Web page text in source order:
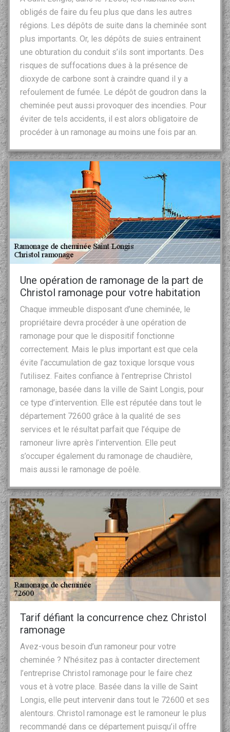
obligés de faire du feu plus que dans les autres
régions. Les dépôts de suite dans la cheminée sont
plus importants. Or, les dépôts de suies entrainent
une obturation du conduit s’ils sont importants. Des
risques de suffocations dues à la présence de
dioxyde de carbone sont à craindre quand il y a
refoulement de fumée. Le dépôt de goudron dans la
cheminée peut aussi provoquer des incendies. Pour
éviter de tels accidents, il est alors obligatoire de
procéder à un ramonage au moins une fois par an.
Une opération de ramonage de la part de
Christol ramonage pour votre habitation
Chaque immeuble disposant d’une cheminée, le
propriétaire devra procéder à une opération de
ramonage pour que le dispositif fonctionne
correctement. Mais le plus important est que cela
évite l’accumulation de gaz toxique lorsque vous
l’utilisez. Faites confiance à l’entreprise Christol
ramonage, basée dans la ville de Saint Longis, pour
ce type d’intervention. Elle est réputée dans tout le
département 72600 grâce à la qualité de ses
services et le résultat parfait que l’équipe de
ramoneur livre après l’intervention. Elle peut
s’occuper également du ramonage de chaudière,
mais aussi le ramonage de poêle.
Tarif défiant la concurrence chez Christol
ramonage
Avez-vous besoin d’un ramoneur pour votre
cheminée ? N’hésitez pas à contacter directement
l’entreprise Christol ramonage pour le faire chez
vous et à votre place. Basée dans la ville de Saint
Longis, elle peut intervenir dans tout le 72600 et ses
alentours. Christol ramonage est le ramoneur le plus
recommandé dans ce département puisqu’il offre